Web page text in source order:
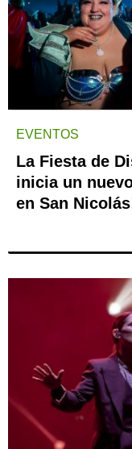
EVENTOS
La Fiesta de
inicia un
en San